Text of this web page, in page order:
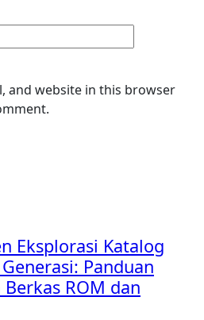
and website in this browser
Eksplorasi Katalog
Panduan
ROM dan